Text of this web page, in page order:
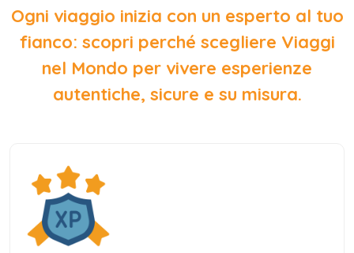
Ogni viaggio inizia con un esperto al tuo
fianco: scopri perché scegliere Viaggi
nel Mondo per vivere esperienze
autentiche, sicure e su misura.